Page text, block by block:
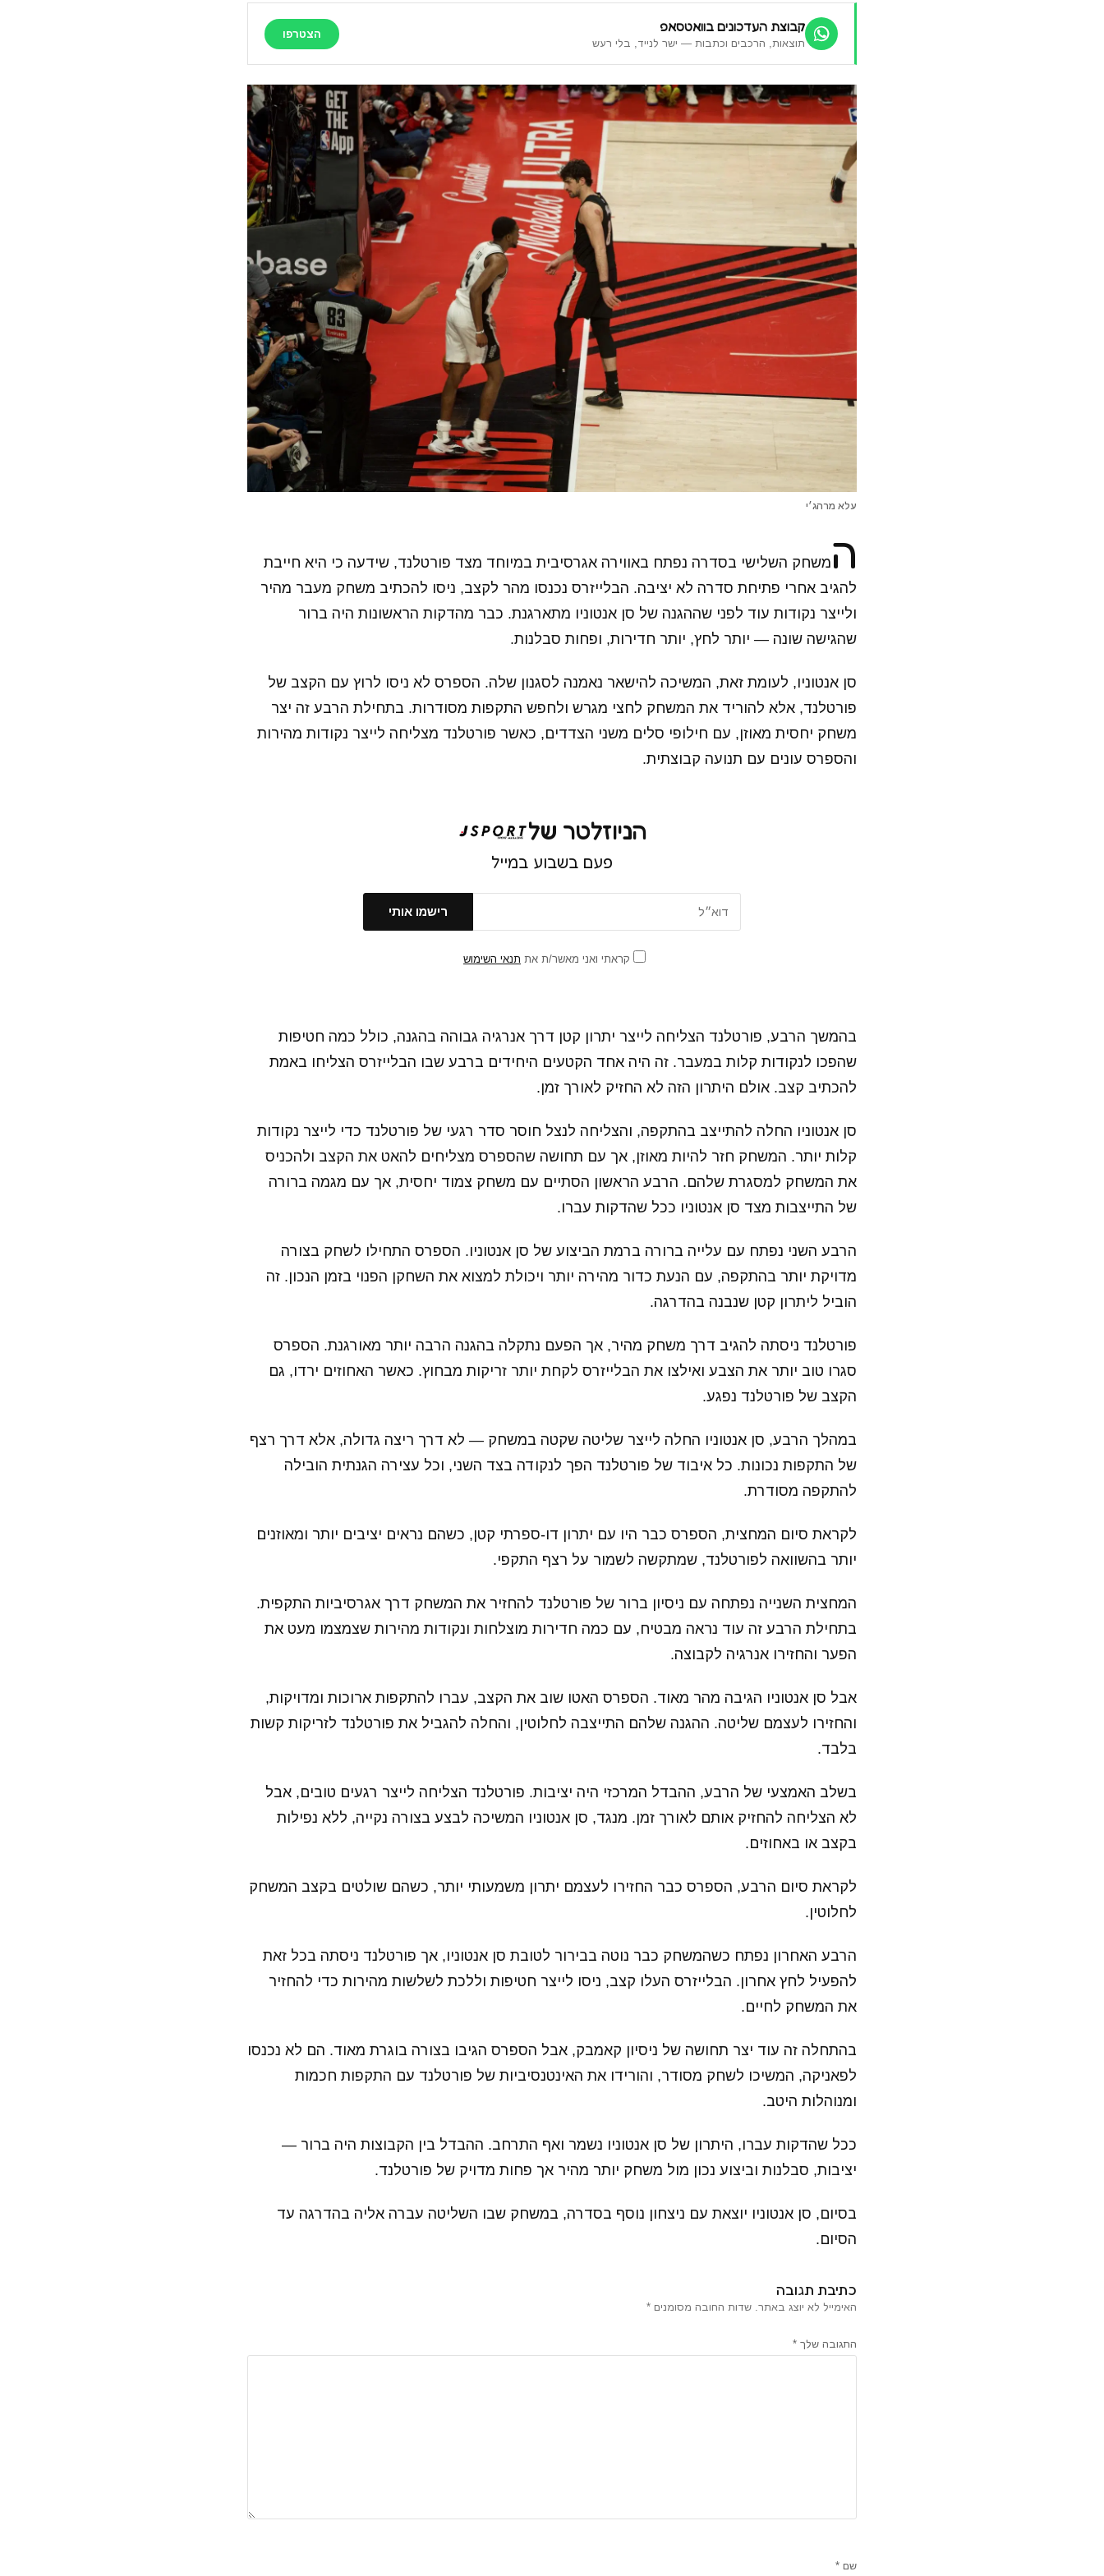
קבוצת העדכונים בוואטסאפ
תוצאות, הרכבים וכתבות — ישר לנייד, בלי רעש
הצטרפו
עלא מרהג׳י
המשחק השלישי בסדרה נפתח באווירה אגרסיבית במיוחד מצד פורטלנד, שידעה כי היא חייבת
להגיב אחרי פתיחת סדרה לא יציבה. הבלייזרס נכנסו מהר לקצב, ניסו להכתיב משחק מעבר מהיר
ולייצר נקודות עוד לפני שההגנה של סן אנטוניו מתארגנת. כבר מהדקות הראשונות היה ברור
שהגישה שונה — יותר לחץ, יותר חדירות, ופחות סבלנות.
סן אנטוניו, לעומת זאת, המשיכה להישאר נאמנה לסגנון שלה. הספרס לא ניסו לרוץ עם הקצב של
פורטלנד, אלא להוריד את המשחק לחצי מגרש ולחפש התקפות מסודרות. בתחילת הרבע זה יצר
משחק יחסית מאוזן, עם חילופי סלים משני הצדדים, כאשר פורטלנד מצליחה לייצר נקודות מהירות
והספרס עונים עם תנועה קבוצתית.
הניוזלטר של
פעם בשבוע במייל
קראתי ואני מאשר/ת את תנאי השימוש
בהמשך הרבע, פורטלנד הצליחה לייצר יתרון קטן דרך אנרגיה גבוהה בהגנה, כולל כמה חטיפות
שהפכו לנקודות קלות במעבר. זה היה אחד הקטעים היחידים ברבע שבו הבלייזרס הצליחו באמת
להכתיב קצב. אולם היתרון הזה לא החזיק לאורך זמן.
סן אנטוניו החלה להתייצב בהתקפה, והצליחה לנצל חוסר סדר רגעי של פורטלנד כדי לייצר נקודות
קלות יותר. המשחק חזר להיות מאוזן, אך עם תחושה שהספרס מצליחים להאט את הקצב ולהכניס
את המשחק למסגרת שלהם. הרבע הראשון הסתיים עם משחק צמוד יחסית, אך עם מגמה ברורה
של התייצבות מצד סן אנטוניו ככל שהדקות עברו.
הרבע השני נפתח עם עלייה ברורה ברמת הביצוע של סן אנטוניו. הספרס התחילו לשחק בצורה
מדויקת יותר בהתקפה, עם הנעת כדור מהירה יותר ויכולת למצוא את השחקן הפנוי בזמן הנכון. זה
הוביל ליתרון קטן שנבנה בהדרגה.
פורטלנד ניסתה להגיב דרך משחק מהיר, אך הפעם נתקלה בהגנה הרבה יותר מאורגנת. הספרס
סגרו טוב יותר את הצבע ואילצו את הבלייזרס לקחת יותר זריקות מבחוץ. כאשר האחוזים ירדו, גם
הקצב של פורטלנד נפגע.
במהלך הרבע, סן אנטוניו החלה לייצר שליטה שקטה במשחק — לא דרך ריצה גדולה, אלא דרך רצף
של התקפות נכונות. כל איבוד של פורטלנד הפך לנקודה בצד השני, וכל עצירה הגנתית הובילה
להתקפה מסודרת.
לקראת סיום המחצית, הספרס כבר היו עם יתרון דו-ספרתי קטן, כשהם נראים יציבים יותר ומאוזנים
יותר בהשוואה לפורטלנד, שמתקשה לשמור על רצף התקפי.
המחצית השנייה נפתחה עם ניסיון ברור של פורטלנד להחזיר את המשחק דרך אגרסיביות התקפית.
בתחילת הרבע זה עוד נראה מבטיח, עם כמה חדירות מוצלחות ונקודות מהירות שצמצמו מעט את
הפער והחזירו אנרגיה לקבוצה.
אבל סן אנטוניו הגיבה מהר מאוד. הספרס האטו שוב את הקצב, עברו להתקפות ארוכות ומדויקות,
והחזירו לעצמם שליטה. ההגנה שלהם התייצבה לחלוטין, והחלה להגביל את פורטלנד לזריקות קשות
בלבד.
בשלב האמצעי של הרבע, ההבדל המרכזי היה יציבות. פורטלנד הצליחה לייצר רגעים טובים, אבל
לא הצליחה להחזיק אותם לאורך זמן. מנגד, סן אנטוניו המשיכה לבצע בצורה נקייה, ללא נפילות
בקצב או באחוזים.
לקראת סיום הרבע, הספרס כבר החזירו לעצמם יתרון משמעותי יותר, כשהם שולטים בקצב המשחק
לחלוטין.
הרבע האחרון נפתח כשהמשחק כבר נוטה בבירור לטובת סן אנטוניו, אך פורטלנד ניסתה בכל זאת
להפעיל לחץ אחרון. הבלייזרס העלו קצב, ניסו לייצר חטיפות וללכת לשלשות מהירות כדי להחזיר
את המשחק לחיים.
בהתחלה זה עוד יצר תחושה של ניסיון קאמבק, אבל הספרס הגיבו בצורה בוגרת מאוד. הם לא נכנסו
לפאניקה, המשיכו לשחק מסודר, והורידו את האינטנסיביות של פורטלנד עם התקפות חכמות
ומנוהלות היטב.
ככל שהדקות עברו, היתרון של סן אנטוניו נשמר ואף התרחב. ההבדל בין הקבוצות היה ברור —
יציבות, סבלנות וביצוע נכון מול משחק יותר מהיר אך פחות מדויק של פורטלנד.
בסיום, סן אנטוניו יוצאת עם ניצחון נוסף בסדרה, במשחק שבו השליטה עברה אליה בהדרגה עד
הסיום.
כתיבת תגובה
האימייל לא יוצג באתר. שדות החובה מסומנים *
התגובה שלך *
שם *